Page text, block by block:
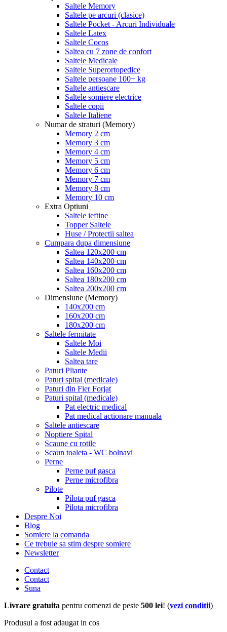
Saltele Memory
Saltele pe arcuri (clasice)
Saltele Pocket - Arcuri Individuale
Saltele Latex
Saltele Cocos
Saltea cu 7 zone de confort
Saltele Medicale
Saltele Superortopedice
Saltele persoane 100+ kg
Saltele antiescare
Saltele somiere electrice
Saltele copii
Saltele Italiene
Numar de straturi (Memory)
Memory 2 cm
Memory 3 cm
Memory 4 cm
Memory 5 cm
Memory 6 cm
Memory 7 cm
Memory 8 cm
Memory 10 cm
Extra Optiuni
Saltele ieftine
Topper Saltele
Huse / Protectii saltea
Cumpara dupa dimensiune
Saltea 120x200 cm
Saltea 140x200 cm
Saltea 160x200 cm
Saltea 180x200 cm
Saltea 200x200 cm
Dimensiune (Memory)
140x200 cm
160x200 cm
180x200 cm
Saltele fermitate
Saltele Moi
Saltele Medii
Saltea tare
Paturi Pliante
Paturi spital (medicale)
Paturi din Fier Forjat
Paturi spital (medicale)
Pat electric medical
Pat medical actionare manuala
Saltele antiescare
Noptiere Spital
Scaune cu rotile
Scaun toaleta - WC bolnavi
Perne
Perne puf gasca
Perne microfibra
Pilote
Pilota puf gasca
Pilota microfibra
Despre Noi
Blog
Somiere la comanda
Ce trebuie sa stim despre somiere
Newsletter
Contact
Contact
Suna
Livrare gratuita pentru comenzi de peste 500 lei! (vezi conditii)
Produsul a fost adaugat in cos